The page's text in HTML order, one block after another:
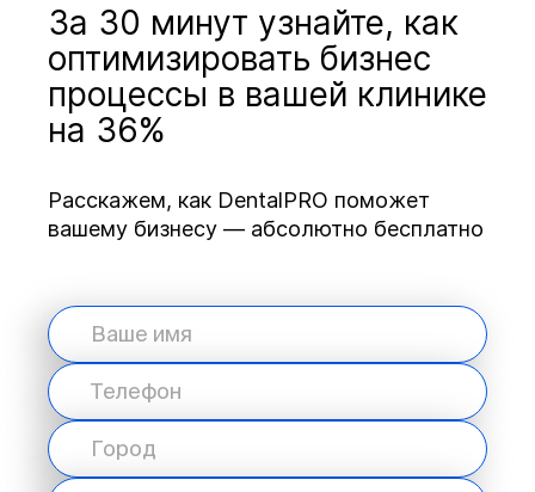
За 30 минут узнайте, как
оптимизировать бизнес
процессы в вашей клинике
на 36%
Расскажем, как DentalPRO поможет
вашему бизнесу — абсолютно бесплатно